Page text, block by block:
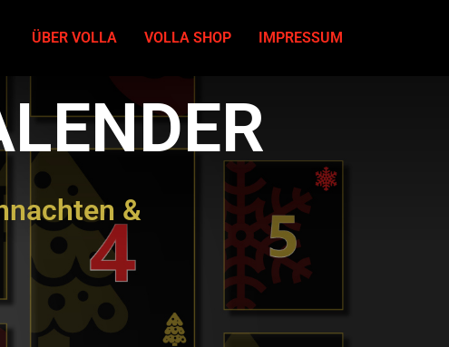
ÜBER VOLLA VOLLA SHOP IMPRESSUM
&